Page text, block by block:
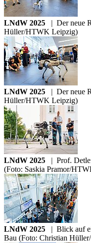
LNdW 2025 | Der neue
Hüller/HTWK Leipzig)
LNdW 2025 | Der neue
Hüller/HTWK Leipzig)
LNdW 2025 | Prof.
(Foto: Saskia Pramor/
LNdW 2025 | Blick auf
Bau (Foto: Christian